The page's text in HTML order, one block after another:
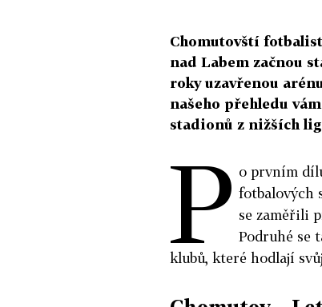
Chomutovští
nad Labem začnou
roky uzavřenou
našeho přehledu
stadionů z nižších
P o prvním
fotbalových
se zaměřili
Podruhé se
klubů, které hodlají